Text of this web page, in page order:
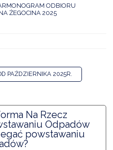
ODBIORU
ŻEGOCINA 2025
PAŹDZIERNIKA 2025R.
Na Rzecz
Odpadów
powstawaniu